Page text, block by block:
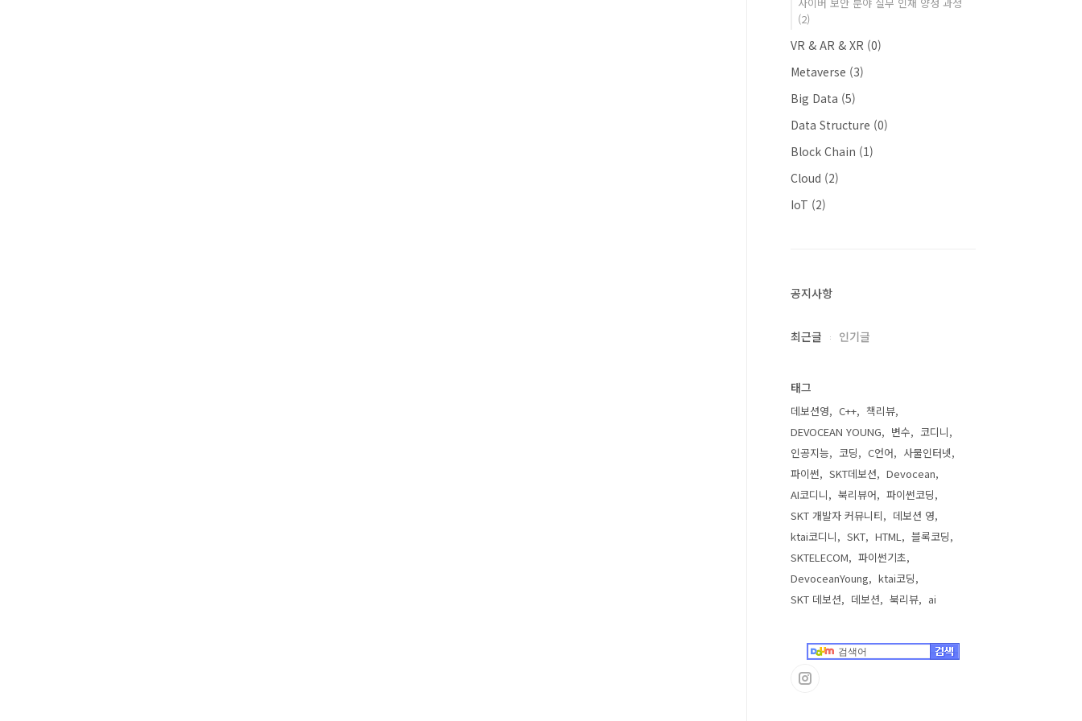
(2)
VR & AR & XR (0)
Metaverse (3)
Big Data (5)
Data Structure (0)
Block Chain (1)
Cloud (2)
IoT (2)
공지사항
최근글 인기글
태그
데보션영 C++
책리뷰
DEVOCEAN YOUNG
변수
코디니
인공지능
코딩 C언어
사물인터넷
파이썬
SKT데보션
Devocean
AI코디니
북리뷰어
파이썬코딩
SKT 개발자 커뮤니티
데보션 영
ktai코디니
SKT HTML
블록코딩
SKTELECOM
파이썬기초
DevoceanYoung
ktai코딩
SKT 데보션
데보션 북리뷰 ai